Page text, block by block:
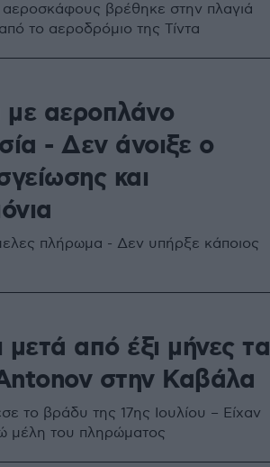
βρέθηκε στην πλαγιά
το αεροδρόμιο της Τίντα
με αεροπλάνο
- Δεν άνοιξε ο
και
πλήρωμα - Δεν υπήρξε κάποιος
από έξι μήνες τα
στην Καβάλα
το βράδυ της 17ης Ιουλίου – Είχαν
μέλη του πληρώματος